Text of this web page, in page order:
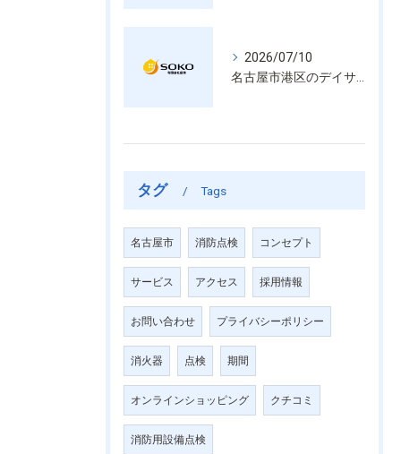
2026/07/10
タグ Tags
名古屋市 消防点検 コンセプト
サービス アクセス 採用情報
お問い合わせ プライバシーポリシー
消火器 点検 期間
オンラインショッピング クチコミ
消防用設備点検